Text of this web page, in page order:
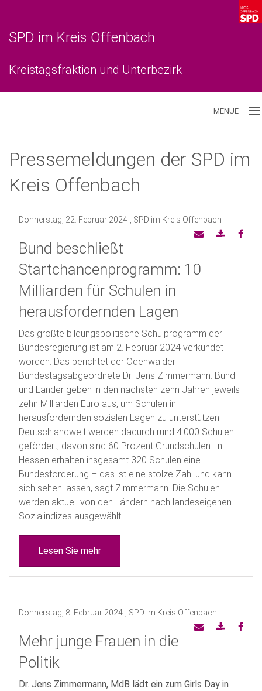
SPD im Kreis Offenbach
Kreistagsfraktion und Unterbezirk
MENUE
Unterbezirk
Pressemeldungen der SPD im
Kreis Offenbach
Donnerstag, 22. Februar 2024 , SPD im Kreis Offenbach
Bund beschließt
Startchancenprogramm: 10
Milliarden für Schulen in
herausfordernden Lagen
Das größte bildungspolitische Schulprogramm der
Bundesregierung ist am 2. Februar 2024 verkündet
worden. Das berichtet der Odenwälder
Bundestagsabgeordnete Dr. Jens Zimmermann. Bund
und Länder geben in den nächsten zehn Jahren jeweils
zehn Milliarden Euro aus, um Schulen in
herausfordernden sozialen Lagen zu unterstützen.
Deutschlandweit werden dadurch rund 4.000 Schulen
gefördert, davon sind 60 Prozent Grundschulen. In
Hessen erhalten insgesamt 320 Schulen eine
Bundesförderung – das ist eine stolze Zahl und kann
sich sehen lassen, sagt Zimmermann. Die Schulen
werden aktuell von den Ländern nach landeseigenen
Sozialindizes ausgewählt.
Lesen Sie mehr
Donnerstag, 8. Februar 2024 , SPD im Kreis Offenbach
Mehr junge Frauen in die
Politik
Dr. Jens Zimmermann, MdB lädt ein zum Girls Day in